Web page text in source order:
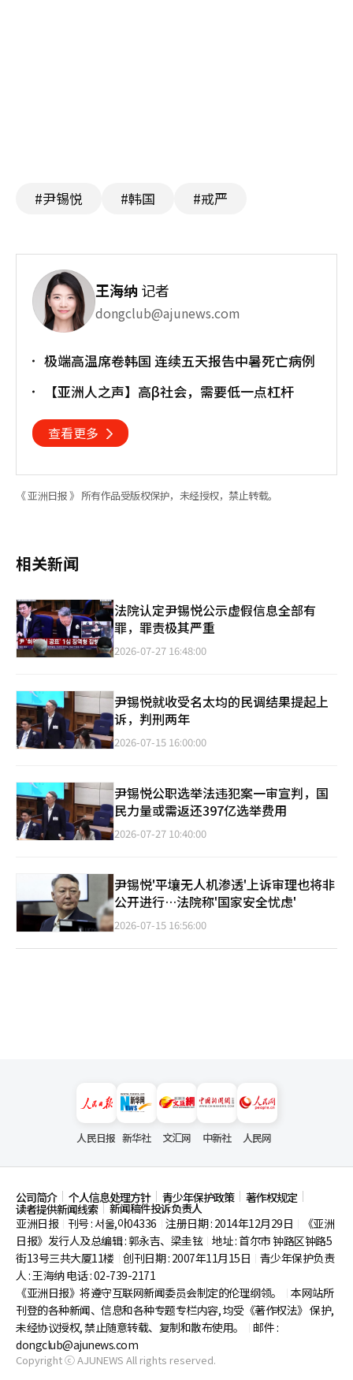
#尹锡悦 #韩国 #戒严
王海纳 记者
dongclub@ajunews.com
极端高温席卷韩国 连续五天报告中暑死亡病例
【亚洲人之声】高β社会，需要低一点杠杆
查看更多
《 亚洲日报 》 所有作品受版权保护，未经授权，禁止转载。
相关新闻
法院认定尹锡悦公示虚假信息全部有
罪，罪责极其严重
2026-07-27 16:48:00
尹锡悦就收受名太均的民调结果提起上
诉，判刑两年
2026-07-15 16:00:00
尹锡悦公职选举法违犯案一审宣判，国
民力量或需返还397亿选举费用
2026-07-27 10:40:00
尹锡悦'平壤无人机渗透'上诉审理也将非
公开进行…法院称'国家安全忧虑'
2026-07-15 16:56:00
人民日报 新华社 文汇网 中新社 人民网
公司简介 个人信息处理方针 青少年保护政策 著作权规定
读者提供新闻线索
新闻稿件投诉负责人
亚洲日报
刊号 : 서울,아04336 注册日期 : 2014年12月29日
《亚洲
日报》发行人及总编辑 : 郭永吉、梁圭铉 地址 : 首尔市钟路区钟路5
街13号三共大厦11楼 创刊日期 : 2007年11月15日
青少年保护负责
人 : 王海纳 电话 : 02-739-2171
《亚洲日报》将遵守互联网新闻委员会制定的伦理纲领。
本网站所
刊登的各种新闻、信息和各种专题专栏内容, 均受《著作权法》 保护,
未经协议授权, 禁止随意转载、复制和散布使用。
邮件 :
dongclub@ajunews.com
Copyright ⓒ AJUNEWS All rights reserved.